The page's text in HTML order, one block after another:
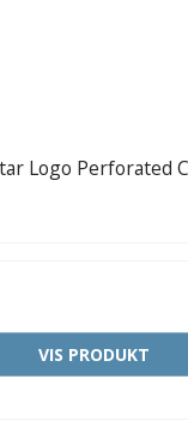
Logo Perforated
VIS PRODUKT